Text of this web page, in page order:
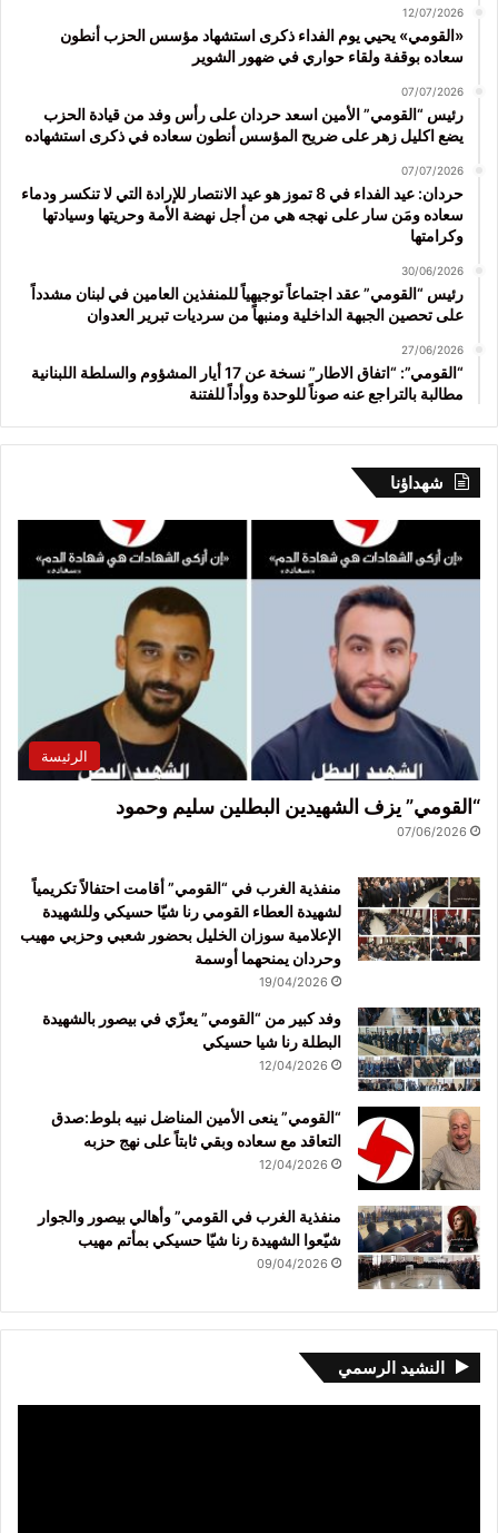
12/07/2026
«القومي» يحيي يوم الفداء ذكرى استشهاد مؤسس الحزب أنطون
سعاده بوقفة ولقاء حواري في ضهور الشوير
07/07/2026
رئيس “القومي” الأمين اسعد حردان على رأس وفد من قيادة الحزب
يضع اكليل زهر على ضريح المؤسس أنطون سعاده في ذكرى استشهاده
07/07/2026
حردان: عيد الفداء في 8 تموز هو عيد الانتصار للإرادة التي لا تنكسر ودماء
سعاده ومَن سار على نهجه هي من أجل نهضة الأمة وحريتها وسيادتها
وكرامتها
30/06/2026
رئيس “القومي” عقد اجتماعاً توجيهياً للمنفذين العامين في لبنان مشدداً
على تحصين الجبهة الداخلية ومنبهاً من سرديات تبرير العدوان
27/06/2026
“القومي”: “اتفاق الاطار” نسخة عن 17 أيار المشؤوم والسلطة اللبنانية
مطالبة بالتراجع عنه صوناً للوحدة ووأداً للفتنة
شهداؤنا
الرئيسة
“القومي” يزف الشهيدين البطلين سليم وحمود
07/06/2026
منفذية الغرب في “القومي” أقامت احتفالاً تكريمياً
لشهيدة العطاء القومي رنا شيّا حسيكي وللشهيدة
الإعلامية سوزان الخليل بحضور شعبي وحزبي مهيب
وحردان يمنحهما أوسمة
19/04/2026
وفد كبير من “القومي” يعزّي في بيصور بالشهيدة
البطلة رنا شيا حسيكي
12/04/2026
“القومي” ينعى الأمين المناضل نبيه بلوط:صدق
التعاقد مع سعاده وبقي ثابتاً على نهج حزبه
12/04/2026
منفذية الغرب في القومي” وأهالي بيصور والجوار
شيّعوا الشهيدة رنا شيّا حسيكي بمأتم مهيب
09/04/2026
النشيد الرسمي